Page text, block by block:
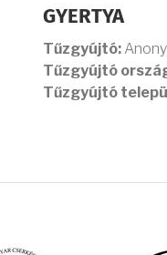
GYERTYA
Tűzgyújtó:
Tűzgyújtó
Tűzgyújtó